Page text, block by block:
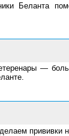
Беланта
—
прививки